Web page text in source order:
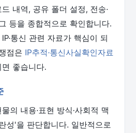
내역, 공유 폴더 설정, 전송·
등을 종합적으로 확인합니다.
통신 관련 자료가 핵심이 되
점은 IP추적·통신사실확인자료
좋습니다.
의 내용·표현 방식·사회적 맥
성'을 판단합니다. 일반적으로